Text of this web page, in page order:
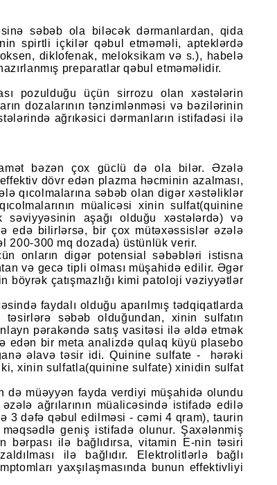
səbəb ola biləcək dərmanlardan, qida
spirtli içkilər qəbul etməməli, apteklərdə
diklofenak, meloksikam və s.), habelə
preparatlar qəbul etməməlidir.
pozulduğu üçün sirrozu olan xəstələrin
dozalarının tənzimlənməsi və bəzilərinin
ağrıkəsici dərmanların istifadəsi ilə
bəzən çox güclü də ola bilər. Əzələ
dövr edən plazma həcminin azalması,
qıcolmalarına səbəb olan digər xəstəliklər
müalicəsi xinin sulfat(quinine
səviyyəsinin aşağı olduğu xəstələrdə) və
edə bilirlərsə, bir çox mütəxəssislər əzələ
200-300 mq dozada) üstünlük verir.
onların digər potensial səbəbləri istisna
və gecə tipli olması müşahidə edilir. Əgər
böyrək çatışmazlığı kimi patoloji vəziyyətlər
faydalı olduğu aparılmış tədqiqatlarda
səbəb olduğundan, xinin sulfatın
pərakəndə satış vasitəsi ilə əldə etmək
edən bir meta analizdə qulaq küyü plasebo
əlavə təsir idi. Quinine sulfate - hərəki
ki, xinin sulfatla(quinine sulfate) xinidin sulfat
də müəyyən fayda verdiyi müşahidə olundu
ağrılarının müalicəsində istifadə edilə
3 dəfə qəbul edilməsi - cəmi 4 qram), taurin
geniş istifadə olunur. Şaxələnmiş
bərpası ilə bağlıdırsa, vitamin E-nin təsiri
ilə bağlıdır. Elektrolitlərlə bağlı
yaxşılaşmasında bunun effektivliyi